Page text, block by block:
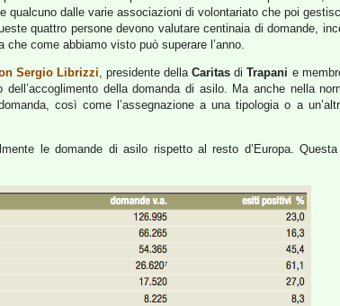
dalle varie associazioni di volontariato che poi
quattro persone devono valutare centinaia di domande,
come abbiamo visto può superare l’anno.
Sergio Librizzi, presidente dellaCaritas diTrapani e
della domanda di asilo. Ma anche nella
così come l’assegnazione a una tipologia o a
le domande di asilo rispetto al resto d’Europa.